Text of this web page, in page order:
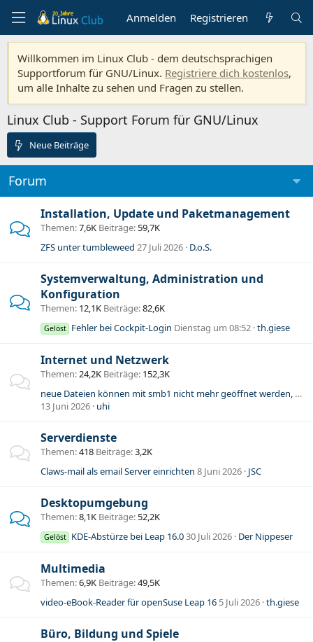
Anmelden Registrieren
Willkommen im Linux Club - dem deutschsprachigen
Supportforum für GNU/Linux. Registriere dich kostenlos,
um alle Inhalte zu sehen und Fragen zu stellen.
Linux Club - Support Forum für GNU/Linux
Neue Beiträge
Forum
Installation, Update und Paketmanagement
Themen 7,6K Beiträge 59,7K
ZFS unter tumbleweed 27 Juli 2026 D.o.S.
Systemverwaltung, Administration und
Konfiguration
Themen 12,1K Beiträge 82,6K
Gelöst Fehler bei Cockpit-Login Dienstag um 08:52 th.giese
Internet und Netzwerk
Themen 24,2K Beiträge 152,3K
neue Dateien können mit smb1 nicht mehr geöffnet werden, alte schon
13 Juni 2026 uhi
Serverdienste
Themen 418 Beiträge 3,2K
Claws-mail als email Server einrichten 8 Juni 2026 JSC
Desktopumgebung
Themen 8,1K Beiträge 52,2K
Gelöst KDE-Abstürze bei Leap 16.030 Juli 2026 Der Nippeser
Multimedia
Themen 6,9K Beiträge 49,5K
video-eBook-Reader für openSuse Leap 16 5 Juli 2026 th.giese
Büro, Bildung und Spiele